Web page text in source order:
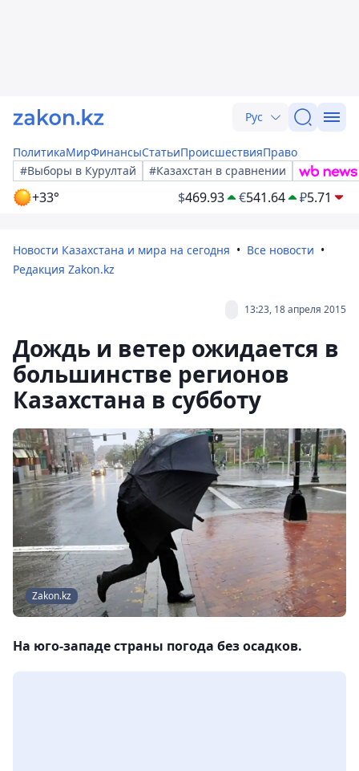
Рус
ПолитикаМирФинансыСтатьиПроисшествияПраво
#Выборы в Курултай
#Казахстан в сравнении
+33° $469.93 €541.64 ₽5.71
Новости Казахстана и мира на сегодня
Все новости
Редакция Zakon.kz
13:23, 18 апреля 2015
Дождь и ветер ожидается в
большинстве регионов
Казахстана в субботу
Zakon.kz
На юго-западе страны погода без осадков.